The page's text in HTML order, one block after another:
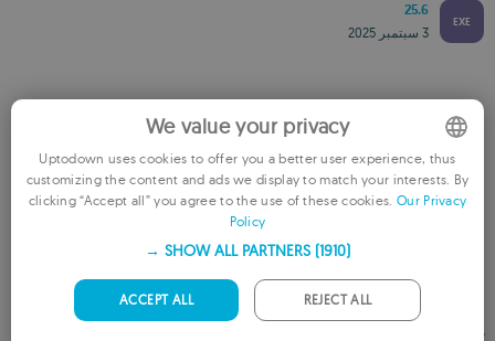
EXE
25.6
3 سبتمبر 2025
متوفر من أجل المنصات الأخرى
WiFi Guard لـ Mac‏
ENGLISH
PORTUGUESE
We value your privacy
Uptodown uses cookies to offer you a better user experience, thus
customizing the content and ads we display to match your interests. By
clicking “Accept all” you agree to the use of these cookies. Our Privacy
Policy
SHOW ALL PARTNERS (1910) →
ACCEPT ALL REJECT ALL